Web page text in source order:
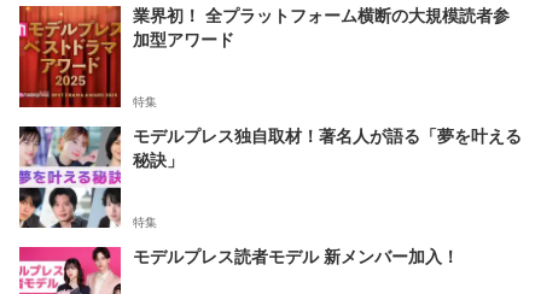
業界初！ 全プラットフォーム横断の大規模読者参
加型アワード
特集
モデルプレス独自取材！著名人が語る「夢を叶える
秘訣」
特集
モデルプレス読者モデル 新メンバー加入！